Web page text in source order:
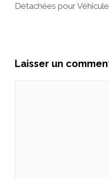
Détachées pour
Laisser un